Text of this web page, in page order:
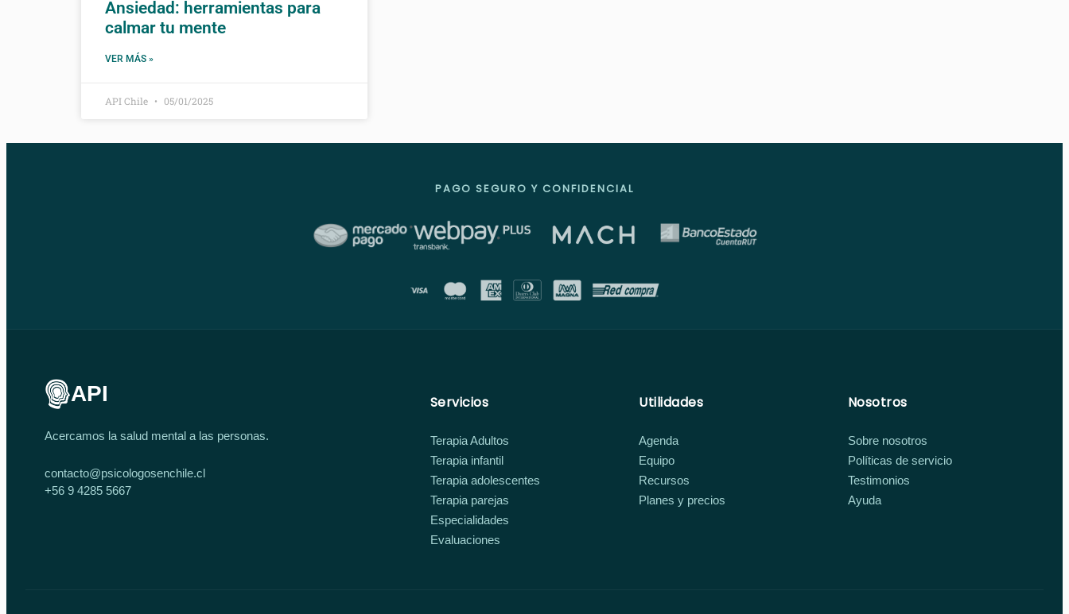
Ansiedad: herramientas para
calmar tu mente
VER MÁS »
API Chile 05/01/2025
PAGO SEGURO Y CONFIDENCIAL
API
Acercamos la salud mental a las personas.
contacto@psicologosenchile.cl
+56 9 4285 5667
Servicios
Terapia Adultos
Terapia infantil
Terapia adolescentes
Terapia parejas
Especialidades
Evaluaciones
Utilidades
Agenda
Equipo
Recursos
Planes y precios
Nosotros
Sobre nosotros
Políticas de servicio
Testimonios
Ayuda